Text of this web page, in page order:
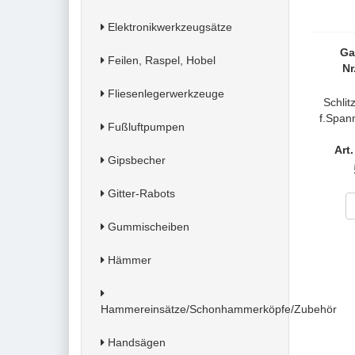
Elektronikwerkzeugsätze
Feilen, Raspel, Hobel
Fliesenlegerwerkzeuge
Fußluftpumpen
Gipsbecher
Gitter-Rabots
Gummischeiben
Hämmer
Hammereinsätze/Schonhammerköpfe/Zubehör
Handsägen
Art.